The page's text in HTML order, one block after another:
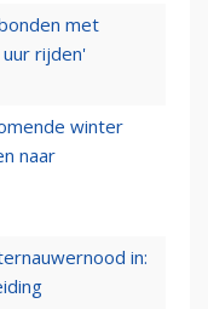
met
rijden'
winter
naar
in: